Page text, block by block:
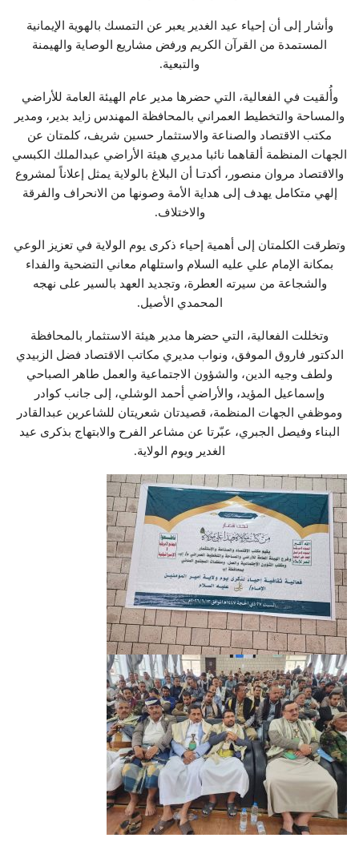
وأشار إلى أن إحياء عيد الغدير يعبر عن التمسك بالهوية الإيمانية
المستمدة من القرآن الكريم ورفض مشاريع الوصاية والهيمنة
والتبعية.
وأُلقيت في الفعالية، التي حضرها مدير عام الهيئة العامة للأراضي
والمساحة والتخطيط العمراني بالمحافظة المهندس زايد بدير، ومدير
مكتب الاقتصاد والصناعة والاستثمار حسين شريف، كلمتان عن
الجهات المنظمة ألقاهما نائبا مديري هيئة الأراضي عبدالملك الكبسي
والاقتصاد مروان منصور، أكدتـا أن البلاغ بالولاية يمثل إعلاناً لمشروع
إلهي متكامل يهدف إلى هداية الأمة وصونها من الانحراف والفرقة
والاختلاف.
وتطرقت الكلمتان إلى أهمية إحياء ذكرى يوم الولاية في تعزيز الوعي
بمكانة الإمام علي عليه السلام واستلهام معاني التضحية والفداء
والشجاعة من سيرته العطرة، وتجديد العهد بالسير على نهجه
المحمدي الأصيل.
وتخللت الفعالية، التي حضرها مدير هيئة الاستثمار بالمحافظة
الدكتور فاروق الموفق، ونواب مديري مكاتب الاقتصاد فضل الزبيدي
ولطف وجيه الدين، والشؤون الاجتماعية والعمل طاهر الصباحي
وإسماعيل المؤيد، والأراضي أحمد الوشلي، إلى جانب كوادر
وموظفي الجهات المنظمة، قصيدتان شعريتان للشاعرين عبدالقادر
البناء وفيصل الجبري، عبّرتا عن مشاعر الفرح والابتهاج بذكرى عيد
الغدير ويوم الولاية.